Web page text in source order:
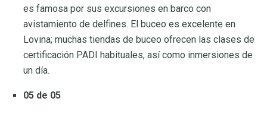
es famosa por sus excursiones en barco con
avistamiento de delfines. El buceo es excelente en
Lovina; muchas tiendas de buceo ofrecen las clases de
certificación PADI habituales, así como inmersiones de
un día.
05 de 05